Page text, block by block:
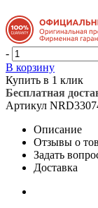
-
В корзину
Купить в 1 клик
Бесплатная
Артикул
Описание
Отзывы о
Задать
Доставка